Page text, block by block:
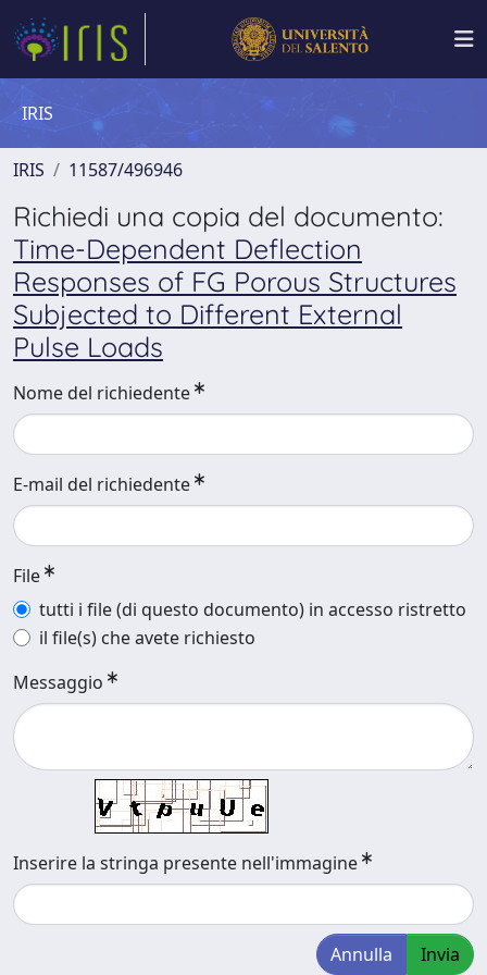
IRIS
IRIS 11587/496946
Richiedi una copia del documento:
Time-Dependent Deflection
Responses of FG Porous Structures
Subjected to Different External
Pulse Loads
Nome del richiedente
E-mail del richiedente
File
tutti i file (di questo documento) in accesso ristretto
il file(s) che avete richiesto
Messaggio
Inserire la stringa presente nell'immagine
Annulla Invia